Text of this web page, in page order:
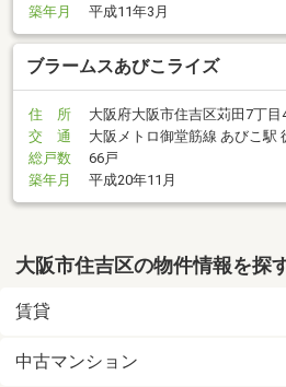
築年月
平成11年3月
ブラームスあびこライズ
住 所
大阪府大阪市住吉区苅田7丁目
交 通
大阪メトロ御堂筋線 あびこ駅
総戸数
66戸
築年月
平成20年11月
大阪市住吉区の物件情報を探
賃貸
中古マンション